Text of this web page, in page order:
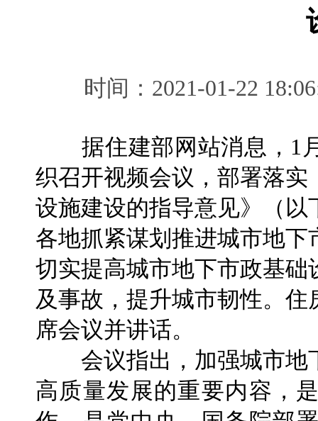
时间：2021-01-22
据住建部网站消息，1月
织召开视频会议，部署落
设施建设的指导意见》（
各地抓紧谋划推进城市地
切实提高城市地下市政基
及事故，提升城市韧性。
席会议并讲话。
会议指出，加强城市地
高质量发展的重要内容，